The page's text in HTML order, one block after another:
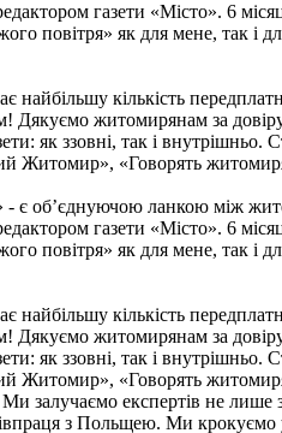
газети «Місто». 6
повітря» як для мене, так і
кількість
Дякуємо житомирянам за
як ззовні, так і внутрішньо.
Житомир», «Говорять
газети «Місто». 6
повітря» як для мене, так і
кількість
Дякуємо житомирянам за
як ззовні, так і внутрішньо.
Житомир», «Говорять
залучаємо експертів не лише
з Польщею. Ми крокуємо